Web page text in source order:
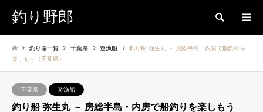
釣り野郎 検索
釣り場一覧 千葉県 遊漁船
釣り船 弥生丸 － 房総半島・内房で船釣りを
楽しもう（千葉県）
千葉県 遊漁船
釣り船 弥生丸 － 房総半島・内房で船釣りを楽しもう